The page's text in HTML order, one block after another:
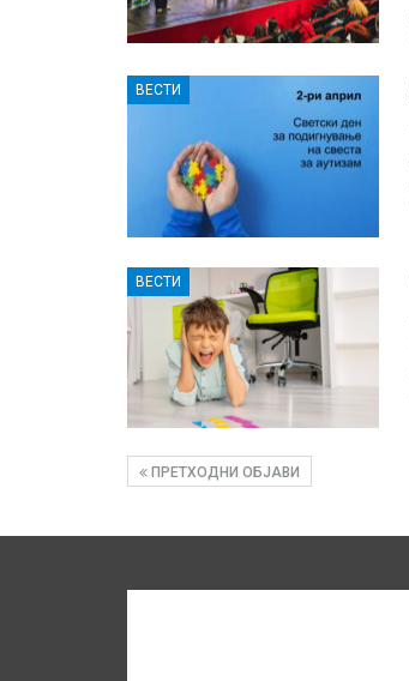
ВЕСТИ
ВЕСТИ
ПРЕТХОДНИ ОБЈАВИ